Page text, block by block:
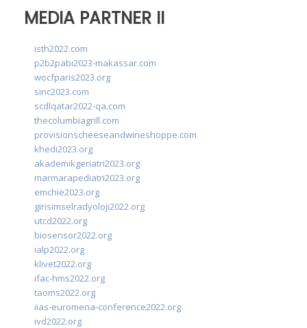
MEDIA PARTNER II
isth2022.com
p2b2pabi2023-makassar.com
wocfparis2023.org
sinc2023.com
scdlqatar2022-qa.com
thecolumbiagrill.com
provisionscheeseandwineshoppe.com
khedi2023.org
akademikgeriatri2023.org
marmarapediatri2023.org
emchie2023.org
girisimselradyoloji2022.org
utcd2022.org
biosensor2022.org
ialp2022.org
klivet2022.org
ifac-hms2022.org
taoms2022.org
iias-euromena-conference2022.org
ivd2022.org